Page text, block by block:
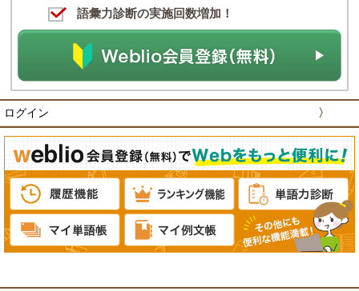
語彙力診断の実施回数増加！
ログイン 〉